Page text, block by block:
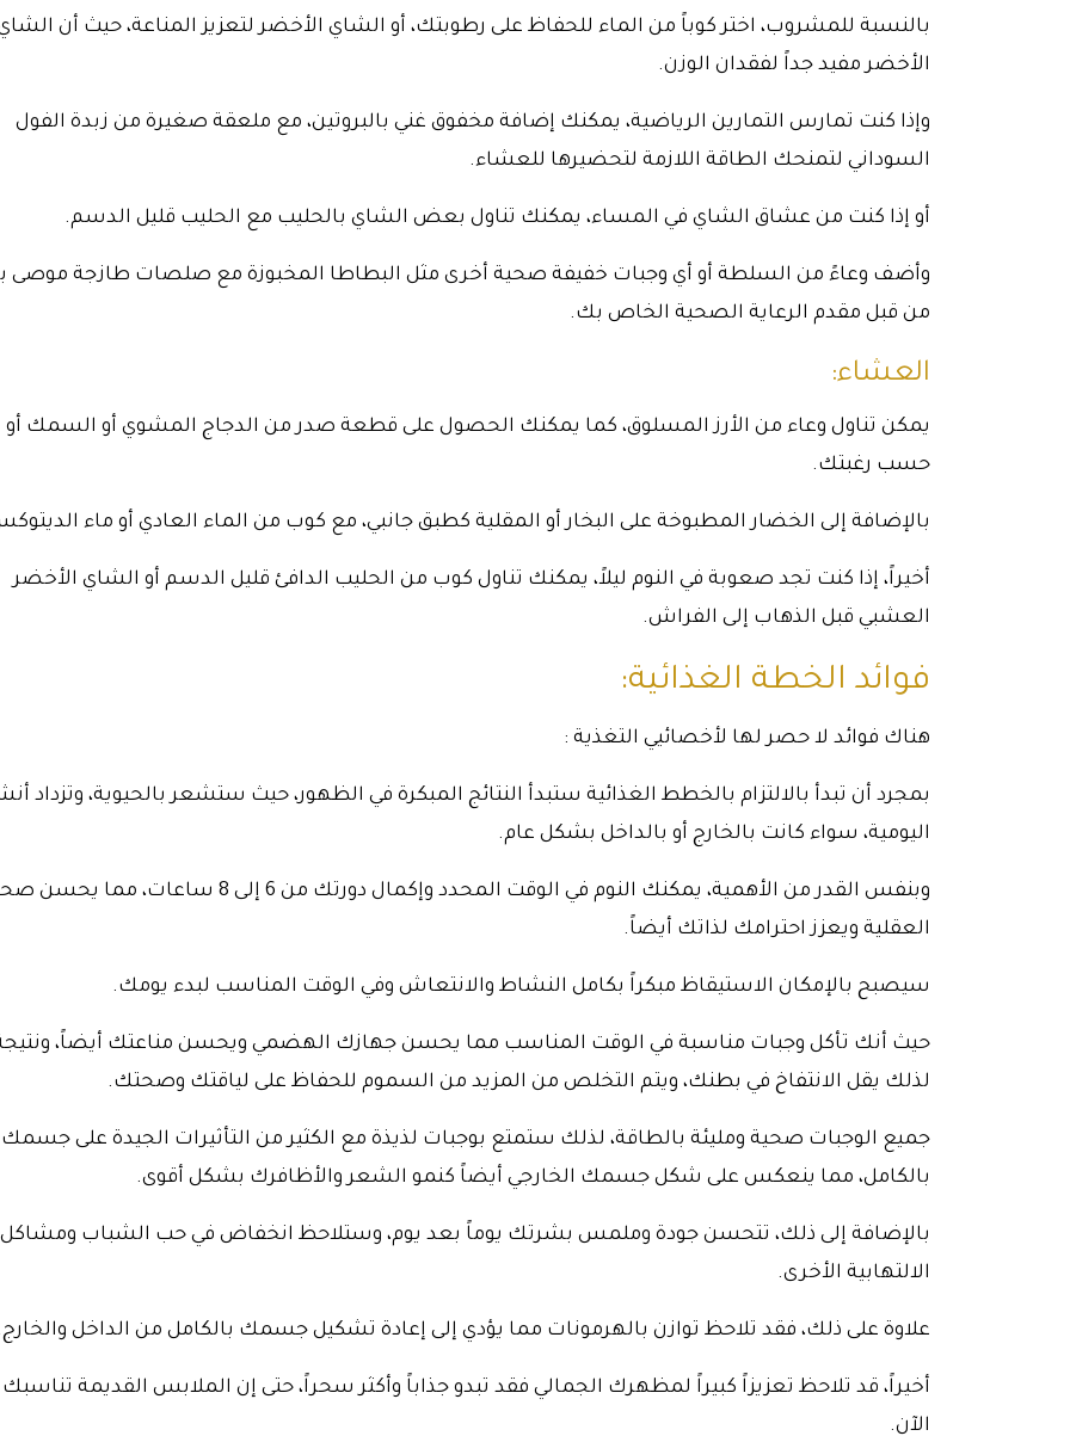
بالنسبة للمشروب، اختر كوباً من الماء للحفاظ على رطوبتك، أو الشاي الأخضر لتعزيز المناعة، حيث أن
الأخضر مفيد جداً لفقدان الوزن.
وإذا كنت تمارس التمارين الرياضية، يمكنك إضافة مخفوق غني بالبروتين، مع ملعقة صغيرة من زبدة الفول
السوداني لتمنحك الطاقة اللازمة لتحضيرها للعشاء.
أو إذا كنت من عشاق الشاي في المساء، يمكنك تناول بعض الشاي بالحليب مع الحليب قليل الدسم.
وأضف وعاءً من السلطة أو أي وجبات خفيفة صحية أخرى مثل البطاطا المخبوزة مع صلصات طازجة موصى
من قبل مقدم الرعاية الصحية الخاص بك.
العشاء:
يمكن تناول وعاء من الأرز المسلوق، كما يمكنك الحصول على قطعة صدر من الدجاج المشوي أو السمك أو
حسب رغبتك.
بالإضافة إلى الخضار المطبوخة على البخار أو المقلية كطبق جانبي، مع كوب من الماء العادي أو ماء
أخيراً، إذا كنت تجد صعوبة في النوم ليلاً، يمكنك تناول كوب من الحليب الدافئ قليل الدسم أو الشاي الأخضر
العشبي قبل الذهاب إلى الفراش.
فوائد الخطة الغذائية:
هناك فوائد لا حصر لها لأخصائيي التغذية :
بمجرد أن تبدأ بالالتزام بالخطط الغذائية ستبدأ النتائج المبكرة في الظهور، حيث ستشعر بالحيوية، وتزداد
اليومية، سواء كانت بالخارج أو بالداخل بشكل عام.
وبنفس القدر من الأهمية، يمكنك النوم في الوقت المحدد وإكمال دورتك من 6 إلى 8 ساعات،
العقلية ويعزز احترامك لذاتك أيضاً.
سيصبح بالإمكان الاستيقاظ مبكراً بكامل النشاط والانتعاش وفي الوقت المناسب لبدء يومك.
حيث أنك تأكل وجبات مناسبة في الوقت المناسب مما يحسن جهازك الهضمي ويحسن مناعتك أيضاً،
لذلك يقل الانتفاخ في بطنك، ويتم التخلص من المزيد من السموم للحفاظ على لياقتك وصحتك.
جميع الوجبات صحية ومليئة بالطاقة، لذلك ستمتع بوجبات لذيذة مع الكثير من التأثيرات الجيدة على جسمك
بالكامل، مما ينعكس على شكل جسمك الخارجي أيضاً كنمو الشعر والأظافرك بشكل أقوى.
بالإضافة إلى ذلك، تتحسن جودة وملمس بشرتك يوماً بعد يوم، وستلاحظ انخفاض في حب الشباب ومشاكل
الالتهابية الأخرى.
علاوة على ذلك، فقد تلاحظ توازن بالهرمونات مما يؤدي إلى إعادة تشكيل جسمك بالكامل من الداخل
أخيراً، قد تلاحظ تعزيزاً كبيراً لمظهرك الجمالي فقد تبدو جذاباً وأكثر سحراً، حتى إن الملابس القديمة تناسبك
الآن.